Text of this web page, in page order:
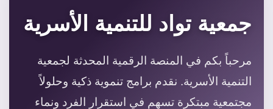
جمعية تواد للتنمية الأسرية
مرحباً بكم في المنصة الرقمية المحدثة لجمعية
التنمية الأسرية. نقدم برامج تنموية ذكية وحلولاً
مجتمعية مبتكرة تسهم في استقرار الفرد ونماء